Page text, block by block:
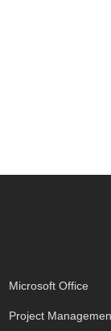
Microsoft Office
Project